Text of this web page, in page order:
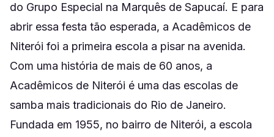
do Grupo Especial na Marquês de Sapucaí. E para
abrir essa festa tão esperada, a Acadêmicos de
Niterói foi a primeira escola a pisar na avenida.
Com uma história de mais de 60 anos, a
Acadêmicos de Niterói é uma das escolas de
samba mais tradicionais do Rio de Janeiro.
Fundada em 1955, no bairro de Niterói, a escola